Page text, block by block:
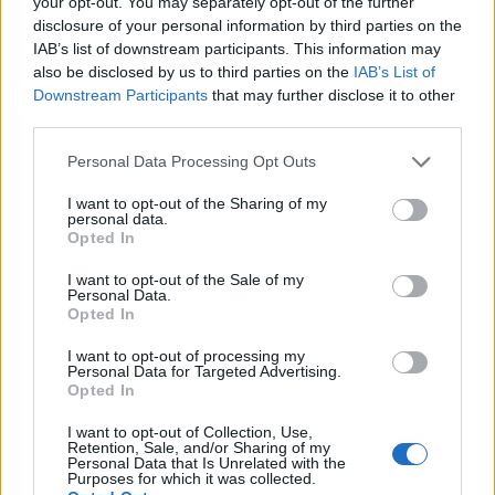
disclosure of your personal information by third parties on the
IAB’s list of downstream participants. This information may
also be disclosed by us to third parties on the IAB’s List of
Downstream Participants that may further disclose it to other
Personal Data Processing Opt Outs
I want to opt-out of the Sharing of my
personal data.
Opted In
I want to opt-out of the Sale of my
Personal Data.
Opted In
I want to opt-out of processing my
Personal Data for Targeted Advertising.
Opted In
I want to opt-out of Collection, Use,
Retention, Sale, and/or Sharing of my
Personal Data that Is Unrelated with the
Purposes for which it was collected.
Προς την κατεύθυνση αυτή, η Αθλητική Ένωση
του Δήμου Ασωπού συμβάλλει σημαντικά ως
συνδιοργανώτρια από το 2013.
Από τότε, το 2007, έως σήμερα η σταθερά
διοργάνωσης, η αμεσότητα στην επικοινωνία, η
σύμπνοια και το φιλικό περιβάλλον καθιστούν
ξεχωριστό τον διαγωνισμό. Από κοινού με την
παρεχόμενη ασφάλεια μέσω της αδιάλειπτης
αμέριστη προσφορά των εθελοντών από τη
διαμόρφωση του αγωνιστικού χώρου μέχρι τη